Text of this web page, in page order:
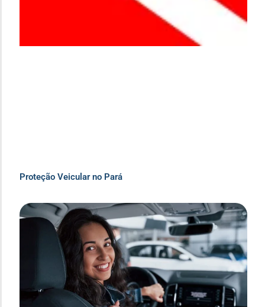
Proteção Veicular no Pará